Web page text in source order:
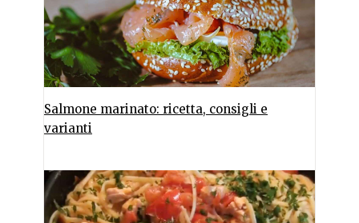
Salmone marinato: ricetta, consigli e
varianti